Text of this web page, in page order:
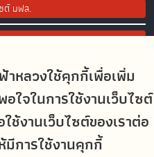
หลวงใช้คุกกี้เพื่อเพิ่ม
จในการใช้งานเว็บไซต์
งานเว็บไซต์ของเราต่อ
การใช้งานคุกกี้
ต์ มฟล.